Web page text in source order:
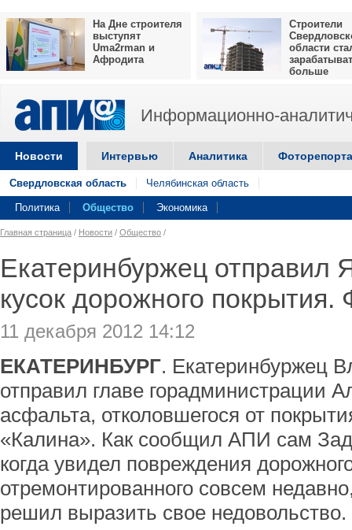
На Дне строителя
выступят
Uma2rman и
Афродита
Строители
области
больше
Информационно-
Новости Интервью Аналитика
Свердловская область Челябинская область
Политика Общество Экономика
Главная страница / Новости / Общество /
Екатеринбуржец отправил
кусок дорожного
11 декабря 2012 14:12
ЕКАТЕРИНБУРГ. Екатеринбуржец
отправил главе горадминистрации
асфальта, отколовшегося от
«Калина». Как сообщил АПИ сам
когда увидел повреждения
отремонтированного совсем
решил выразить свое недовольство.